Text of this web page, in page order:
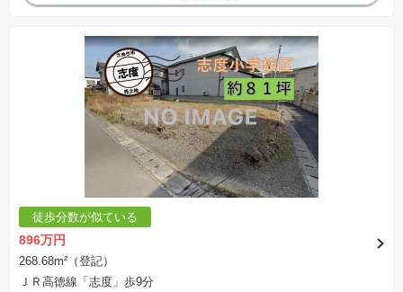
徒歩分数が似ている
896万円
268.68m²（登記）
ＪＲ高徳線「志度」歩9分